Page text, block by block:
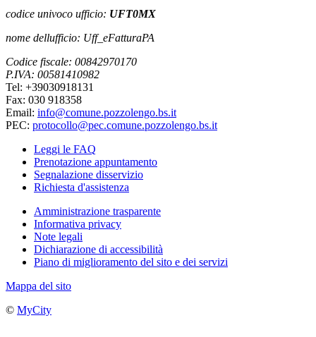
codice univoco ufficio: UFT0MX
nome dellufficio: Uff_eFatturaPA
Codice fiscale: 00842970170
P.IVA: 00581410982
Tel: +39030918131
Fax: 030 918358
Email: info@comune.pozzolengo.bs.it
PEC: protocollo@pec.comune.pozzolengo.bs.it
Leggi le FAQ
Prenotazione appuntamento
Segnalazione disservizio
Richiesta d'assistenza
Amministrazione trasparente
Informativa privacy
Note legali
Dichiarazione di accessibilità
Piano di miglioramento del sito e dei servizi
Mappa del sito
© MyCity